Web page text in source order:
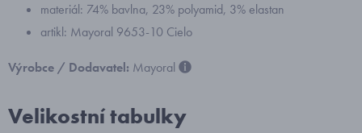
materiál: 74% bavlna, 23% polyamid, 3% elastan
artikl: Mayoral 9653-10 Cielo
Výrobce / Dodavatel: Mayoral
Velikostní tabulky